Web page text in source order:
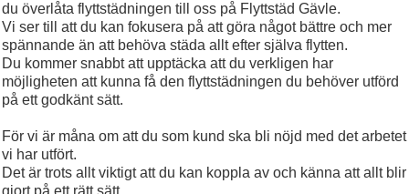
du överlåta flyttstädningen till oss på Flyttstäd Gävle.
Vi ser till att du kan fokusera på att göra något bättre och mer
spännande än att behöva städa allt efter själva flytten.
Du kommer snabbt att upptäcka att du verkligen har
möjligheten att kunna få den flyttstädningen du behöver utförd
på ett godkänt sätt.
För vi är måna om att du som kund ska bli nöjd med det arbetet
vi har utfört.
Det är trots allt viktigt att du kan koppla av och känna att allt blir